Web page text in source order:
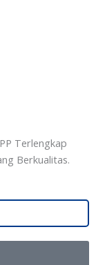
Terlengkap
Berkualitas.